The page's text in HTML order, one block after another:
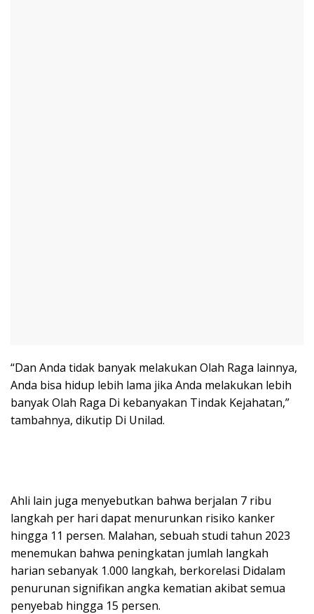
“Dan Anda tidak banyak melakukan Olah Raga lainnya,
Anda bisa hidup lebih lama jika Anda melakukan lebih
banyak Olah Raga Di kebanyakan Tindak Kejahatan,”
tambahnya, dikutip Di Unilad.
Ahli lain juga menyebutkan bahwa berjalan 7 ribu
langkah per hari dapat menurunkan risiko kanker
hingga 11 persen. Malahan, sebuah studi tahun 2023
menemukan bahwa peningkatan jumlah langkah
harian sebanyak 1.000 langkah, berkorelasi Didalam
penurunan signifikan angka kematian akibat semua
penyebab hingga 15 persen.